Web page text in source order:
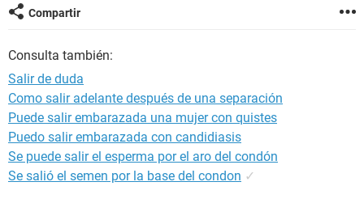
Compartir
Consulta también:
Salir de duda
Como salir adelante después de una separación
Puede salir embarazada una mujer con quistes
Puedo salir embarazada con candidiasis
Se puede salir el esperma por el aro del condón
Se salió el semen por la base del condon ✓